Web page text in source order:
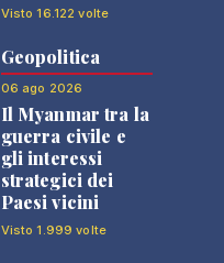
Visto 16.122 volte
Geopolitica
06 ago 2026
Il Myanmar tra la
guerra civile e
gli interessi
strategici dei
Paesi vicini
Visto 1.999 volte